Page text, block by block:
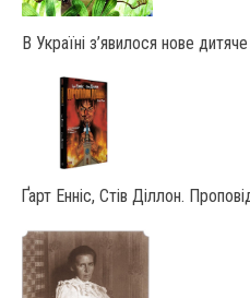
В Україні з’явилося нове
Ґарт Енніс, Стів Діллон.